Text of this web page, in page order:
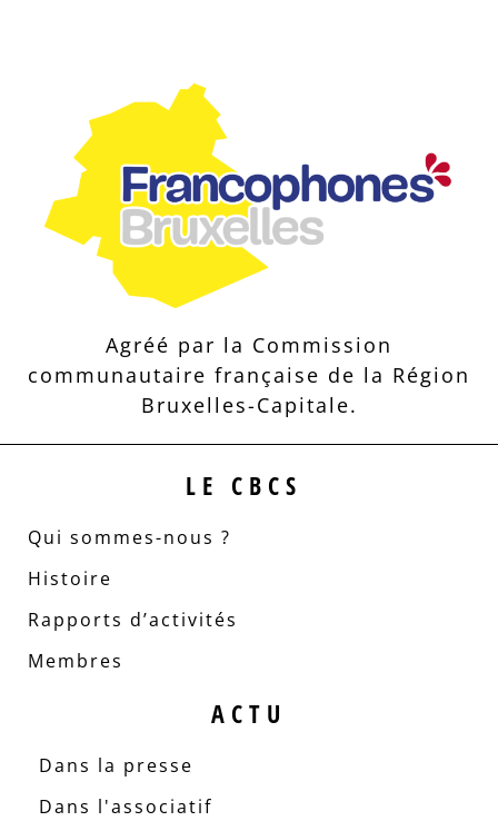
Agréé par la Commission
communautaire française de la Région
Bruxelles-Capitale.
LE CBCS
Qui sommes-nous ?
Histoire
Rapports d’activités
Membres
ACTU
Dans la presse
Dans l'associatif